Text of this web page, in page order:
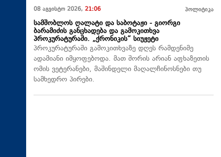
08 აგვისტო 2026, 21:06 პოლიტიკა
სამშობლოს ღალატი და საბოტაჟი - გიორგი
ბარამიძის განცხადება და გამოკითხვა
პროკურატურაში. „ქრონიკის“ სიუჟეტი
პროკურატურაში გამოკითხვაზე დღეს რამდენიმე
ადამიანი იმყოფებოდა. მათ შორის არიან აფხაზეთის
ომის ვეტერანები, მაშინდელი მაღალჩინოსნები თუ
სამხედრო პირები.